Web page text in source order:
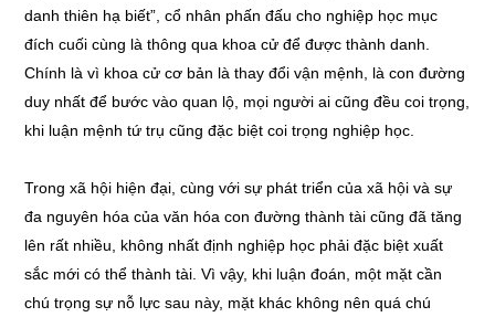
danh thiên hạ biết”, cổ nhân phấn đấu cho nghiệp học mục
đích cuối cùng là thông qua khoa cử để được thành danh.
Chính là vì khoa cử cơ bản là thay đổi vận mệnh, là con đường
duy nhất để bước vào quan lộ, mọi người ai cũng đều coi trọng,
khi luận mệnh tứ trụ cũng đặc biệt coi trọng nghiệp học.
Trong xã hội hiện đại, cùng với sự phát triển của xã hội và sự
đa nguyên hóa của văn hóa con đường thành tài cũng đã tăng
lên rất nhiều, không nhất định nghiệp học phải đặc biệt xuất
sắc mới có thể thành tài. Vì vậy, khi luận đoán, một mặt cần
chú trọng sự nỗ lực sau này, mặt khác không nên quá chú